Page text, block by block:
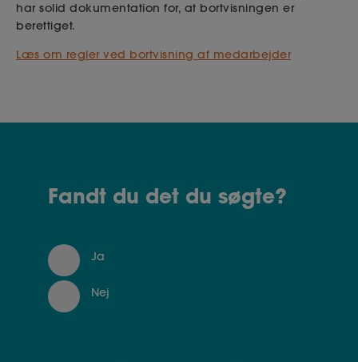
har solid dokumentation for, at bortvisningen er
berettiget.
Læs om regler ved bortvisning af medarbejder
Fandt du det du søgte?
Ja
Nej